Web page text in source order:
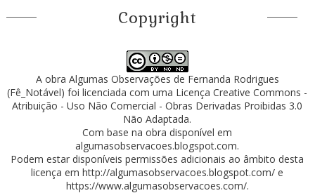
Copyright
A obra Algumas Observações de Fernanda Rodrigues
(Fê_Notável) foi licenciada com uma LicençaCreative Commons -
Atribuição - Uso Não Comercial - Obras Derivadas Proibidas 3.0
Não Adaptada.
Com base na obra disponível em
algumasobservacoes.blogspot.com.
Podem estar disponíveis permissões adicionais ao âmbito desta
licença emhttp://algumasobservacoes.blogspot.com/ e
https://www.algumasobservacoes.com/.